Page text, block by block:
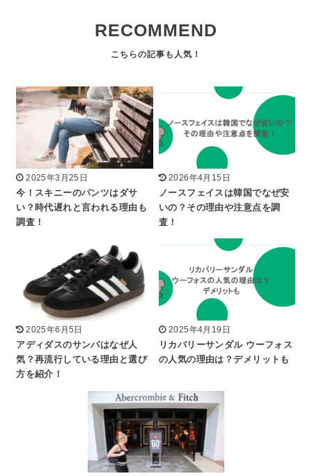
RECOMMEND
2025年3月25日
今！スキニーのパンツはダサ
い？時代遅れと言われる理由も
調査！
2026年4月15日
ノースフェイスは韓国でなぜ安
いの？その理由や注意点を調
査！
2025年6月5日
アディダスのサンバはなぜ人
気？再流行している理由と選び
方を紹介！
2025年4月19日
リカバリーサンダル ウーフォス
の人気の理由は？デメリットも